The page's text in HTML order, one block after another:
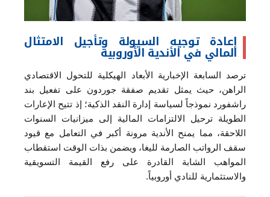
إعادة توجيه السيولة وتأجيل الامتثال
المالي في الأندية الأوروبية
ترصد السابعة الإخبارية الأبعاد الهيكلية للتحول الاقتصادي
الراهن، حيث يمثل تقديم صفقة جوردون على تفعيل بند
راشفورد نموذجاً لسياسة إدارة النقد الذكية؛ إذ تتيح الإعارات
الطويلة ترحيل الالتزامات المالية إلى ميزانيات السنوات
اللاحقة، مما يمنح الأندية مرونة أكبر في التعامل مع قيود
سقف الرواتب الصارمة لليغا، ويضمن بذات الوقت استقطاب
المواهب الشابة القادرة على رفع القيمة التسويقية
والاستثمارية للنادي أوروبياً.